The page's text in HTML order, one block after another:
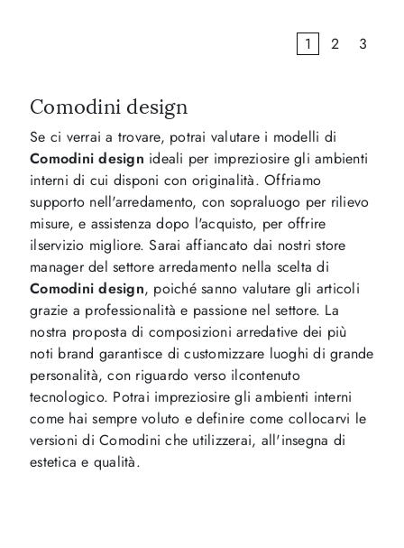
1 2 3
Comodini design
Se ci verrai a trovare, potrai valutare i modelli di
Comodini design ideali per impreziosire gli ambienti
interni di cui disponi con originalità. Offriamo
supporto nell'arredamento, con sopraluogo per rilievo
misure, e assistenza dopo l'acquisto, per offrire
ilservizio migliore. Sarai affiancato dai nostri store
manager del settore arredamento nella scelta di
Comodini design, poiché sanno valutare gli articoli
grazie a professionalità e passione nel settore. La
nostra proposta di composizioni arredative dei più
noti brand garantisce di customizzare luoghi di grande
personalità, con riguardo verso ilcontenuto
tecnologico. Potrai impreziosire gli ambienti interni
come hai sempre voluto e definire come collocarvi le
versioni di Comodini che utilizzerai, all'insegna di
estetica e qualità.